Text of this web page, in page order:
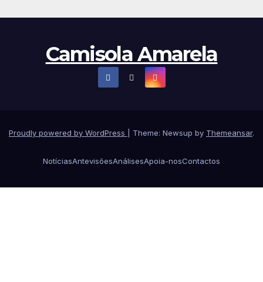
Camisola Amarela
Proudly powered by WordPress Theme: Newsup by Themeansar.
NotíciasAntevisõesAnálisesApoia-nosContactos